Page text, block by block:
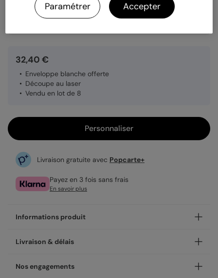
Quantité 8 cartes
32,40 €
Enveloppe blanche offerte
Découpe au laser
Vendu en lot de 8
Personnaliser
Livraison gratuite avec Popcarte+
Payez en 3 fois sans frais
En savoir plus
Informations produit
Notre finition découpe fait de nos cartes de véritables
Grâce à la découpe laser, le papier est ajouré selon un
Livraison & délais
Votre création est imprimée avec soin en 24h ou 48h dans
Nos engagements
Paramétrer Accepter